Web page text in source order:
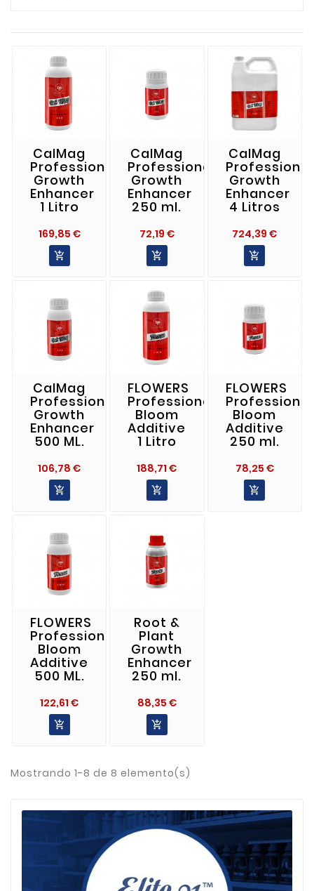
CalMag
Professional
Growth
Enhancer
1 Litro
169,85 €Precio

CalMag
Professional
Growth
Enhancer
250 ml.
72,19 €Precio

CalMag
Professional
Growth
Enhancer
4 Litros
724,39 €

CalMag
Professional
Growth
Enhancer
500 ML.
106,78 €Precio

FLOWERS
Professional
Bloom
Additive
1 Litro
188,71 €Precio

FLOWERS
Professional
Bloom
Additive
250 ml.
78,25 €Precio

FLOWERS
Professional
Bloom
Additive
500 ML.
122,61 €Precio

Root &
Plant
Growth
Enhancer
250 ml.
88,35 €Precio

Mostrando 1-8 de 8 elemento(s)